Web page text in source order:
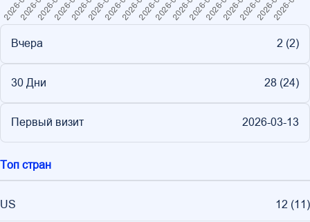
Вчера 2 (2)
30 Дни 28 (24)
Первый визит 2026-03-13
Топ стран
US 12 (11)